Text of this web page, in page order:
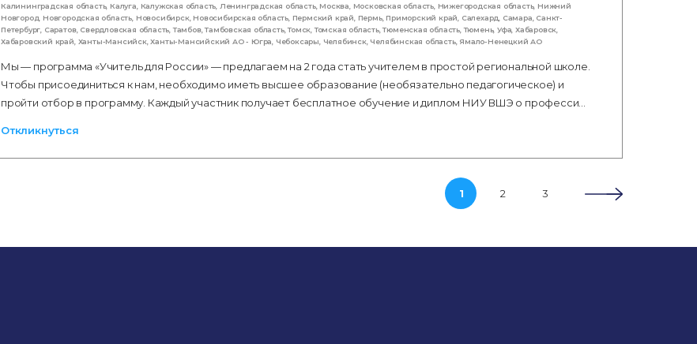
Калининградская область, Калуга Калужская область Ленинградская область, Москва Московская область, Нижегородская область, Нижний
Новгород Новгородская область Новосибирск, Новосибирская область, Пермский край Пермь, Приморский край Салехард Самара Санкт-
Петербург Саратов, Свердловская область ,Тамбов,Тамбовская область,Томск ,Томская область,Тюменская область,Тюмень,Уфа ,Хабаровск
Хабаровский край Ханты-Мансийск,Ханты-Мансийский АО - Югра Чебоксары Челябинск, Челябинская область, Ямало-Ненецкий АО
Мы — программа «Учитель для России» — предлагаем на 2 года стать учителем в простой региональной школе.
Чтобы присоединиться к нам, необходимо иметь высшее образование (необязательно педагогическое) и
пройти отбор в программу. Каждый участник получает бесплатное обучение и диплом НИУ ВШЭ о професси…
Откликнуться
1 2 3